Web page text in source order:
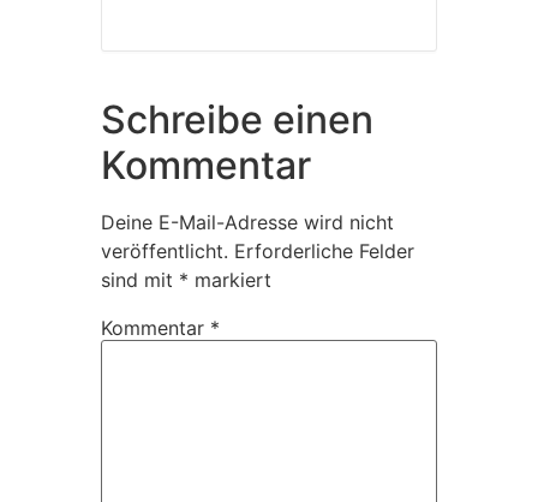
Schreibe einen
Kommentar
Deine E-Mail-Adresse wird nicht
veröffentlicht. Erforderliche Felder
sind mit * markiert
Kommentar *